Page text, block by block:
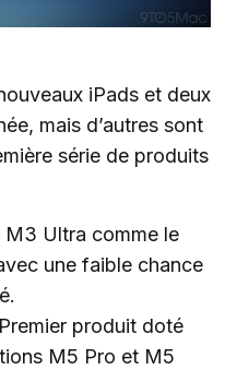
iPads et deux
mais d’autres sont
série de produits
M3 Ultra comme le
une faible chance
produit doté
M5 Pro et M5